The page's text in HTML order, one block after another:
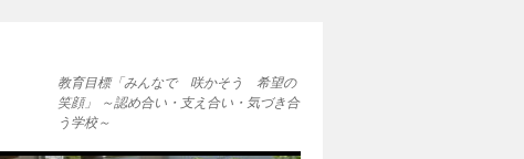
教育目標「みんなで 咲かそう 希望の
笑顔」 ～認め合い・支え合い・気づき合
う学校～